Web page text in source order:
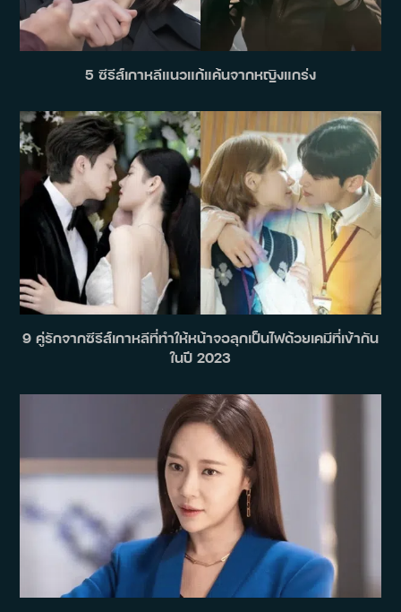
5 ซีรีส์เกาหลีแนวแก้แค้นจากหญิงแกร่ง
9 คู่รักจากซีรีส์เกาหลีที่ทำให้หน้าจอลุกเป็นไฟด้วยเคมีที่เข้ากัน
ในปี 2023